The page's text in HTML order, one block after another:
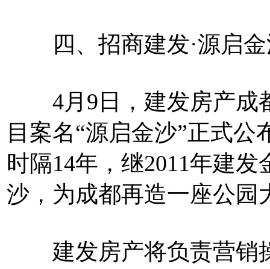
四、招商建发·源启金
4月9日，建发房产成
目案名“源启金沙”正式
时隔14年，继2011年建
沙，为成都再造一座公园
建发房产将负责营销